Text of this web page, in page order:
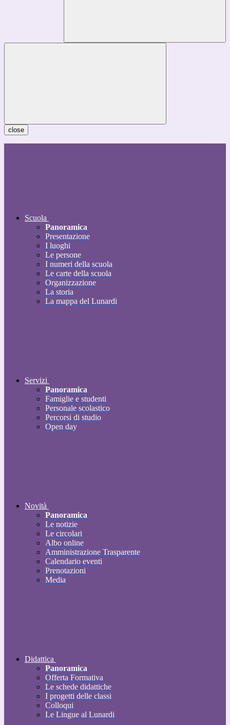
close
Scuola
Panoramica
Presentazione
I luoghi
Le persone
I numeri della scuola
Le carte della scuola
Organizzazione
La storia
La mappa del Lunardi
Servizi
Panoramica
Famiglie e studenti
Personale scolastico
Percorsi di studio
Open day
Novità
Panoramica
Le notizie
Le circolari
Albo online
Amministrazione Trasparente
Calendario eventi
Prenotazioni
Media
Didattica
Panoramica
Offerta Formativa
Le schede didattiche
I progetti delle classi
Colloqui
Le Lingue al Lunardi